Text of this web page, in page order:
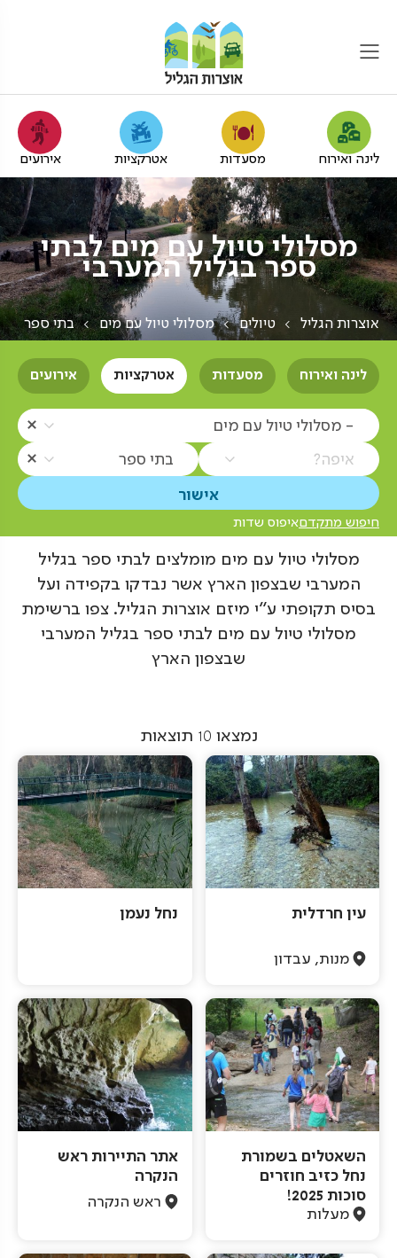
לינה ואירוח מסעדות אטרקציות אירועים
מסלולי טיול עם מים לבתי
ספר בגליל המערבי
אוצרות הגליל טיולים מסלולי טיול עם מים בתי ספר
לינה ואירוח מסעדות אטרקציות אירועים
- מסלולי טיול עם מים
איפה? בתי ספר
חיפוש מתקדםאיפוס שדות
מסלולי טיול עם מים מומלצים לבתי ספר בגליל
המערבי שבצפון הארץ אשר נבדקו בקפידה ועל
בסיס תקופתי ע"י מיזם אוצרות הגליל. צפו ברשימת
מסלולי טיול עם מים לבתי ספר בגליל המערבי
שבצפון הארץ
נמצאו 10 תוצאות
עין חרדלית
מנות, עבדון
נחל נעמן
השאטלים בשמורת
נחל כזיב חוזרים
סוכות 2025!
מעלות
אתר התיירות ראש
הנקרה
ראש הנקרה